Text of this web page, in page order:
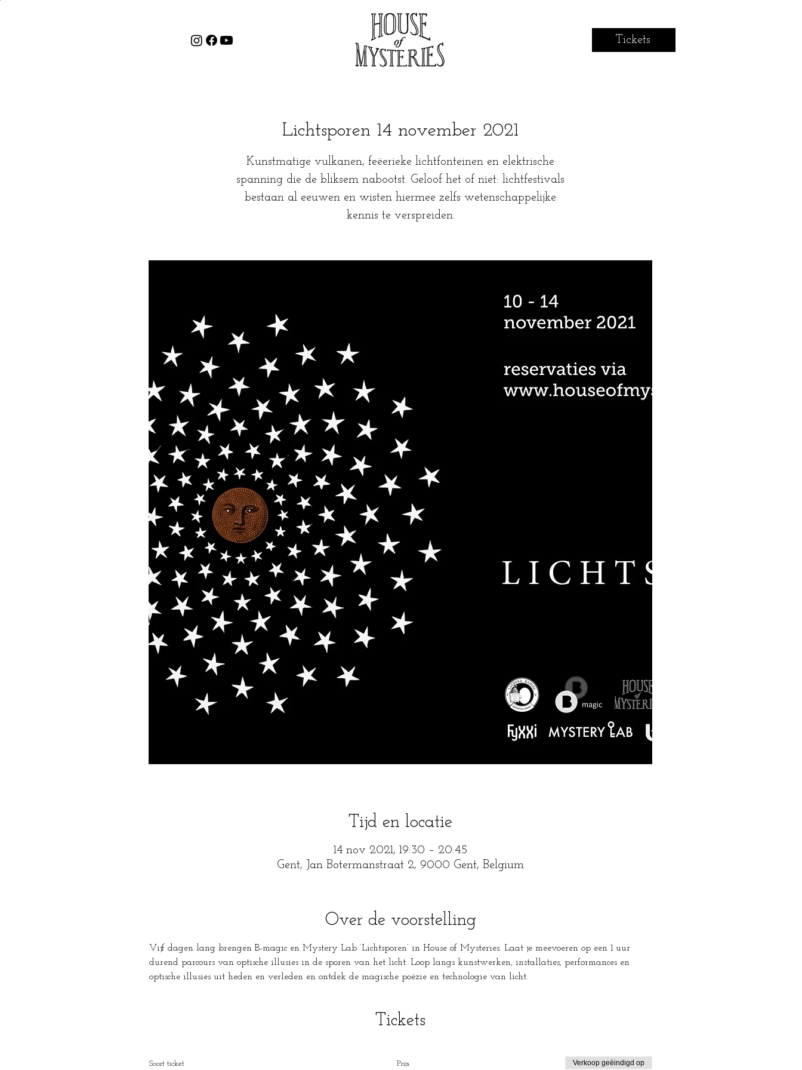
Tickets
Lichtsporen 14 november 2021
Kunstmatige vulkanen, feëerieke lichtfonteinen en elektrische
spanning die de bliksem nabootst. Geloof het of niet: lichtfestivals
bestaan al eeuwen en wisten hiermee zelfs wetenschappelijke
kennis te verspreiden.
Tijd en locatie
14 nov 2021, 19:30 – 20:45
Gent, Jan Botermanstraat 2, 9000 Gent, Belgium
Over de voorstelling
Vijf dagen lang brengen B-magic en Mystery Lab ‘Lichtsporen’ in House of Mysteries. Laat je meevoeren op een 1 uur
durend parcours van optische illusies in de sporen van het licht. Loop langs kunstwerken, installaties, performances en
optische illusies uit heden en verleden en ontdek de magische poëzie en technologie van licht.
Tickets
Soort ticket Prijs Verkoop geëindigd op